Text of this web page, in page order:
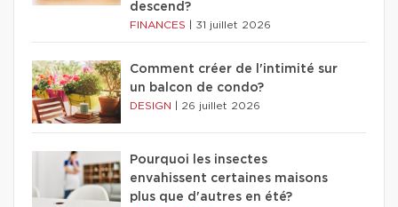
descend?
FINANCES 31 juillet 2026
Comment créer de l'intimité sur
un balcon de condo?
DESIGN 26 juillet 2026
Pourquoi les insectes
envahissent certaines maisons
plus que d'autres en été?